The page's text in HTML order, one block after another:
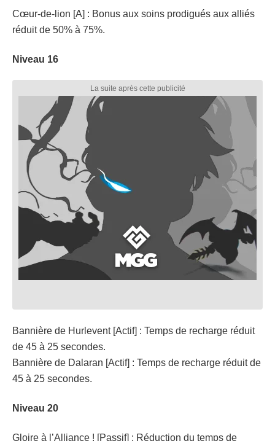
Cœur-de-lion [A] : Bonus aux soins prodigués aux alliés
réduit de 50% à 75%.
Niveau 16
Bannière de Hurlevent [Actif] : Temps de recharge réduit
de 45 à 25 secondes.
Bannière de Dalaran [Actif] : Temps de recharge réduit de
45 à 25 secondes.
Niveau 20
Gloire à l’Alliance ! [Passif] : Réduction du temps de